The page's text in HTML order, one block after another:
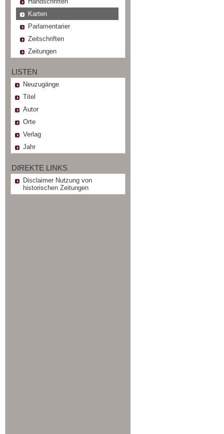
Karten
Parlamentarier
Zeitschriften
Zeitungen
LISTEN
Neuzugänge
Titel
Autor
Orte
Verlag
Jahr
DIREKTE LINKS
Disclaimer Nutzung von
historischen Zeitungen